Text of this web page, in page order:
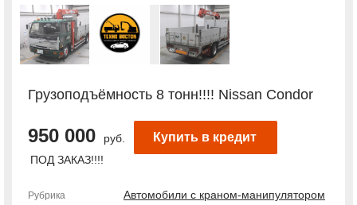
Грузоподъёмность 8 тонн!!!! Nissan Condor
950 000 руб. Купить в кредит
ПОД ЗАКАЗ!!!!
Рубрика Автомобили с краном-манипулятором